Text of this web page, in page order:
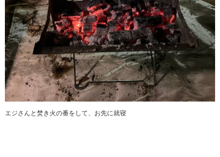
エジさんと焚き火の番をして、お先に就寝